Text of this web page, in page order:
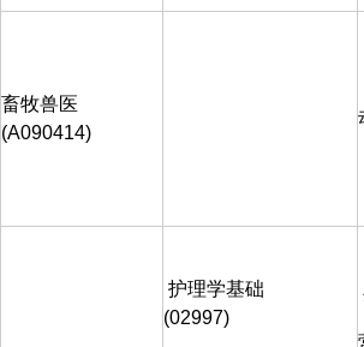
畜牧兽医
(A090414)
护理学基础
(02997)